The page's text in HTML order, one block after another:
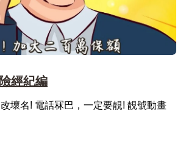
經紀編
壞名! 電話冧巴，一定要靚! 靚號動畫